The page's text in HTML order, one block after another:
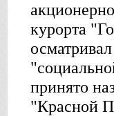
курорта
принято
"Красной